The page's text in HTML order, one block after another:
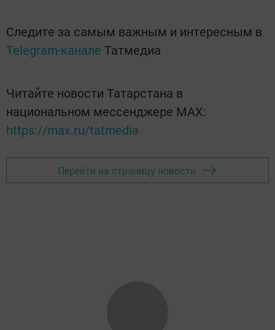
Следите за самым важным и интересным в
Telegram-канале Татмедиа
Читайте новости Татарстана в
национальном мессенджере MАХ:
https://max.ru/tatmedia
Перейти на страницу новости